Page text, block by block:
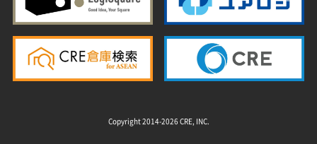
Copyright 2014-2026 CRE, INC.